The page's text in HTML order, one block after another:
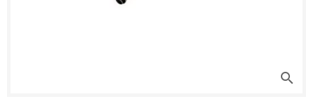
search